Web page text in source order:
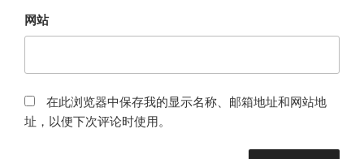
网站
在此浏览器中保存我的显示名称、邮箱地址和网站地
址，以便下次评论时使用。